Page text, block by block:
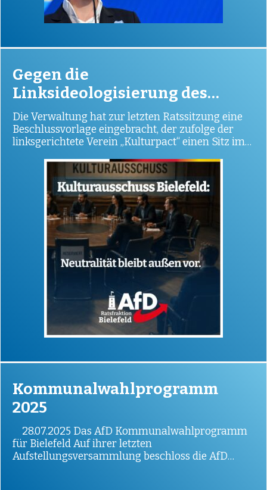
Gegen die
Linksideologisierung des
Kulturausschusses
Die Verwaltung hat zur letzten Ratssitzung eine
Beschlussvorlage eingebracht, der zufolge der
linksgerichtete Verein „Kulturpact“ einen Sitz im
Kommunalwahlprogramm
2025
28.07.2025 Das AfD Kommunalwahlprogramm
für Bielefeld Auf ihrer letzten
Aufstellungsversammlung beschloss die AfD